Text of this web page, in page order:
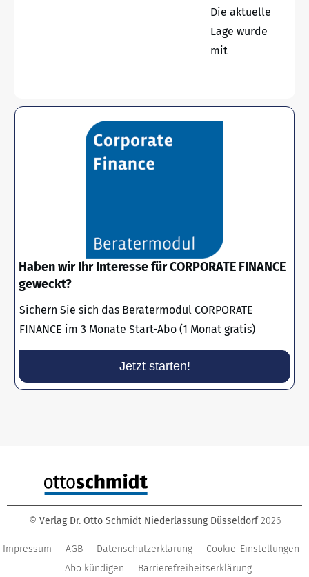
Die aktuelle
Lage wurde
mit
Haben wir Ihr Interesse für CORPORATE FINANCE
geweckt?
Sichern Sie sich das Beratermodul CORPORATE
FINANCE im 3 Monate Start-Abo (1 Monat gratis)
Jetzt starten!
© Verlag Dr. Otto Schmidt Niederlassung Düsseldorf 2026
Impressum AGB Datenschutzerklärung
Cookie-Einstellungen
Abo kündigen
Barrierefreiheitserklärung